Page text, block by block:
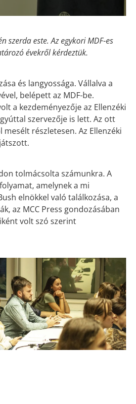
szerda este. Az egykori MDF-es
évekről kérdeztük.
és langyossága. Vállalva a
belépett az MDF-be.
a kezdeményezője az Ellenzéki
szervezője is lett. Az ott
részletesen. Az Ellenzéki
tolmácsolta számunkra. A
amelynek a mi
elnökkel való találkozása, a
az MCC Press gondozásában
volt szó szerint